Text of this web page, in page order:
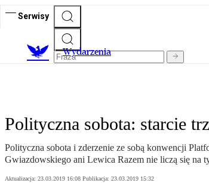
Serwisy
Wydarzenia
Polityczna sobota: starcie
Polityczna sobota i zderzenie ze sobą konwencji
Gwiazdowskiego ani Lewica Razem nie liczą się na
Aktualizacja: 23.03.2019 16:08 Publikacja: 23.03.2019 15:32